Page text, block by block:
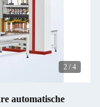
2 / 4
automatische